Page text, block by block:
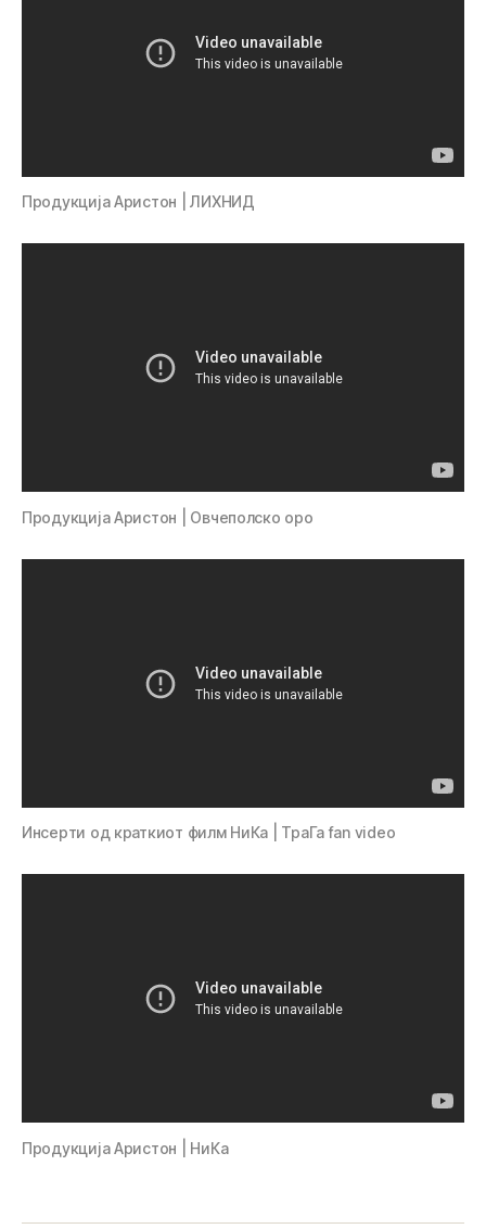
Продукција Аристон | ЛИХНИД
Продукција Аристон | Овчеполско оро
Инсерти од краткиот филм НиКа | ТраГа fan video
Продукција Аристон | НиКа